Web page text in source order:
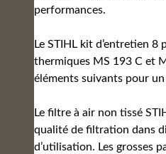
performances.
Le STIHL kit d’entretien
thermiques MS 193 C et
éléments suivants pour
Le filtre à air non tissé
qualité de filtration dans
d’utilisation. Les grosses